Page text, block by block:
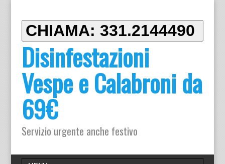
CHIAMA: 331.2144490
Disinfestazioni
Vespe e Calabroni da
69€
Servizio urgente anche festivo